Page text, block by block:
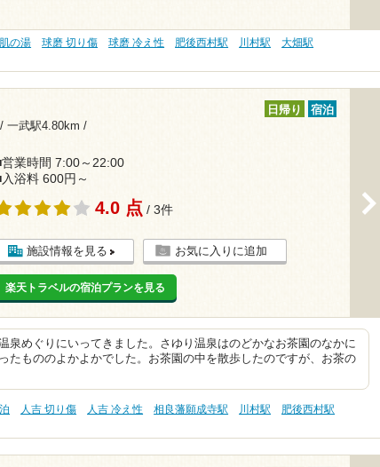
の湯 球磨 切り傷 球磨 冷え性 肥後西村駅 川村駅
大畑駅
一武駅4.80km /
日帰り 宿泊
業時間 7:00～22:00
浴料 600円～
4.0 点 / 3件
施設情報を見る お気に入りに追加
楽天トラベルの宿泊プランを見る
泉めぐりにいってきました。さゆり温泉はのどかなお茶園のなかに
たもののよかよかでした。お茶園の中を散歩したのですが、お茶の
人吉 切り傷 人吉 冷え性 相良藩願成寺駅 川村駅
肥後西村駅